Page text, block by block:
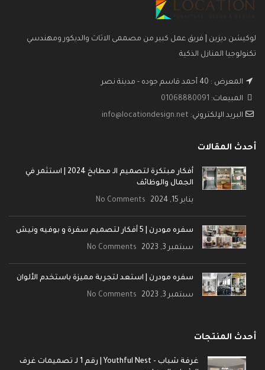
لوكيشن ديزين | فريق عمل كبير من مصممى الاثاث والديكور ومهندسي
تكنولوجيا المنازل الذكية
المعرض : 40 أحمد قاسم جوده - مدينة نصر
المبيعات: 01068880091
البريد الإلكتروني: info@locationdesign.net
أحدث المقالات
أفكار مبتكرة لتصميم الـ مطابخ 2024 | استثمر في
الجمال والوظائف
يناير 15, 2024 No Comments
سفره مودرن | 5 أفكار لتصميم سفرة و بوفيه ونيش
سبتمبر 3, 2023 No Comments
سفره مودرن | استعد لتجربة مميزة باستخدم الألوان
سبتمبر 3, 2023 No Comments
أحدث المنتجات
غرفة شباب - Youthful Nest | رقم 1 لـ تصميمات غرف